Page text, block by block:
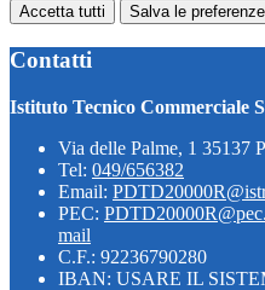
Accetta tutti Salva le preferenze
Contatti
Istituto Tecnico Commerciale
Via delle Palme, 1 35137
Tel: 049/656382
Email:
PEC:
mail
C.F.: 92236790280
IBAN: USARE IL